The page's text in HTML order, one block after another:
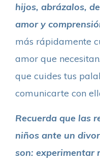
hijos, abrázalos,
amor y
más rápidamente
amor que
que cuides tus
comunicarte con
Recuerda que las
niños ante un
son: experimentar